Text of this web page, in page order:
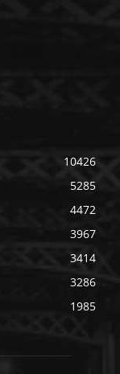
10426
5285
4472
3967
3414
3286
1985